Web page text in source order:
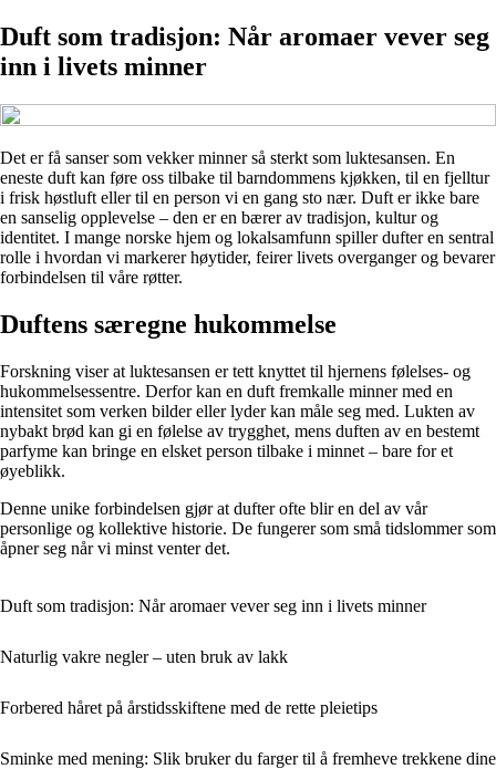
Duft som tradisjon: Når aromaer vever seg
inn i livets minner
Det er få sanser som vekker minner så sterkt som luktesansen. En
eneste duft kan føre oss tilbake til barndommens kjøkken, til en fjelltur
i frisk høstluft eller til en person vi en gang sto nær. Duft er ikke bare
en sanselig opplevelse – den er en bærer av tradisjon, kultur og
identitet. I mange norske hjem og lokalsamfunn spiller dufter en sentral
rolle i hvordan vi markerer høytider, feirer livets overganger og bevarer
forbindelsen til våre røtter.
Duftens særegne hukommelse
Forskning viser at luktesansen er tett knyttet til hjernens følelses- og
hukommelsessentre. Derfor kan en duft fremkalle minner med en
intensitet som verken bilder eller lyder kan måle seg med. Lukten av
nybakt brød kan gi en følelse av trygghet, mens duften av en bestemt
parfyme kan bringe en elsket person tilbake i minnet – bare for et
øyeblikk.
Denne unike forbindelsen gjør at dufter ofte blir en del av vår
personlige og kollektive historie. De fungerer som små tidslommer som
åpner seg når vi minst venter det.
Duft som tradisjon: Når aromaer vever seg inn i livets minner
Naturlig vakre negler – uten bruk av lakk
Forbered håret på årstidsskiftene med de rette pleietips
Sminke med mening: Slik bruker du farger til å fremheve trekkene dine